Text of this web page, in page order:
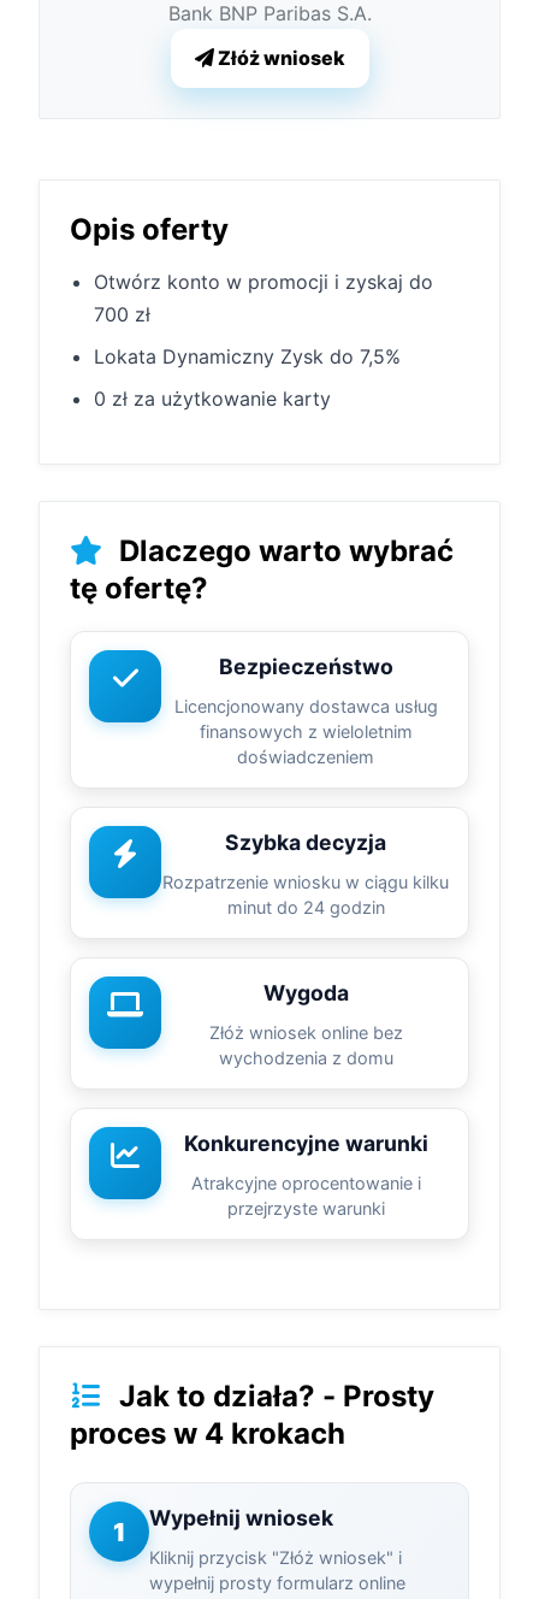
Bank BNP Paribas S.A.
Złóż wniosek
Opis oferty
Otwórz konto w promocji i zyskaj do
700 zł
Lokata Dynamiczny Zysk do 7,5%
0 zł za użytkowanie karty
Dlaczego warto wybrać
tę ofertę?
Bezpieczeństwo
Licencjonowany dostawca usług
finansowych z wieloletnim
doświadczeniem
Szybka decyzja
Rozpatrzenie wniosku w ciągu kilku
minut do 24 godzin
Wygoda
Złóż wniosek online bez
wychodzenia z domu
Konkurencyjne warunki
Atrakcyjne oprocentowanie i
przejrzyste warunki
Jak to działa? - Prosty
proces w 4 krokach
1 Wypełnij wniosek
Kliknij przycisk "Złóż wniosek" i
wypełnij prosty formularz online